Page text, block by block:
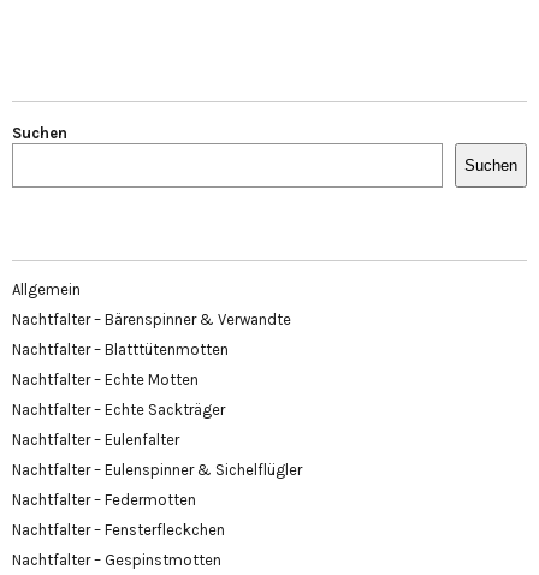
Suchen
Suchen
Allgemein
Nachtfalter – Bärenspinner & Verwandte
Nachtfalter – Blatttütenmotten
Nachtfalter – Echte Motten
Nachtfalter – Echte Sackträger
Nachtfalter – Eulenfalter
Nachtfalter – Eulenspinner & Sichelflügler
Nachtfalter – Federmotten
Nachtfalter – Fensterfleckchen
Nachtfalter – Gespinstmotten